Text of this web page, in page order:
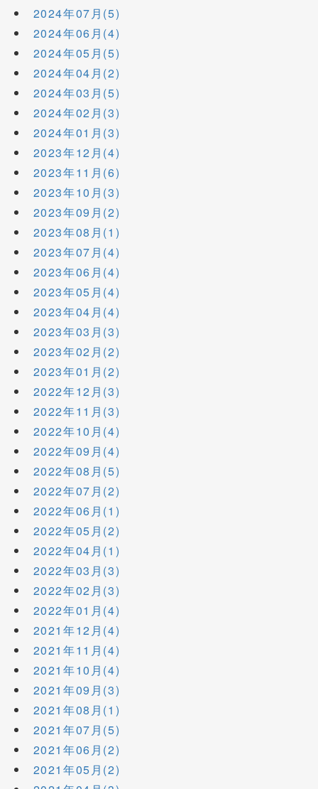
2024年07月(5)
2024年06月(4)
2024年05月(5)
2024年04月(2)
2024年03月(5)
2024年02月(3)
2024年01月(3)
2023年12月(4)
2023年11月(6)
2023年10月(3)
2023年09月(2)
2023年08月(1)
2023年07月(4)
2023年06月(4)
2023年05月(4)
2023年04月(4)
2023年03月(3)
2023年02月(2)
2023年01月(2)
2022年12月(3)
2022年11月(3)
2022年10月(4)
2022年09月(4)
2022年08月(5)
2022年07月(2)
2022年06月(1)
2022年05月(2)
2022年04月(1)
2022年03月(3)
2022年02月(3)
2022年01月(4)
2021年12月(4)
2021年11月(4)
2021年10月(4)
2021年09月(3)
2021年08月(1)
2021年07月(5)
2021年06月(2)
2021年05月(2)